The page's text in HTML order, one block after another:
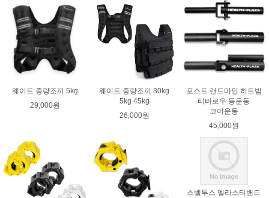
웨이트 중량조끼 5kg
29,000원
웨이트 중량조끼 30kg
5kg 45kg
26,000원
포스트 랜드마인 히트밤
티바로우 등운동
코어운동
45,000원
스벨투스 엘라스티밴드